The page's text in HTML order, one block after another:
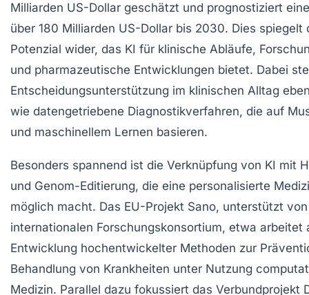
Milliarden US-Dollar geschätzt und prognostiziert
über 180 Milliarden US-Dollar bis 2030. Dies spiegelt
Potenzial wider, das KI für klinische Abläufe,
und pharmazeutische Entwicklungen bietet. Dabei
Entscheidungsunterstützung im klinischen Alltag
wie datengetriebene Diagnostikverfahren, die auf
und maschinellem Lernen basieren.
Besonders spannend ist die Verknüpfung von KI mit
und Genom-Editierung, die eine personalisierte
möglich macht. Das EU-Projekt Sano, unterstützt
internationalen Forschungskonsortium, etwa arbeitet
Entwicklung hochentwickelter Methoden zur
Behandlung von Krankheiten unter Nutzung
Medizin. Parallel dazu fokussiert das Verbundprojekt